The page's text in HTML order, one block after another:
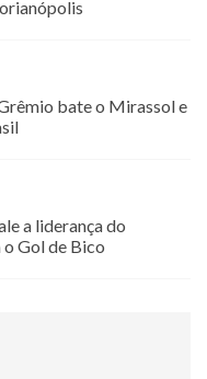
bate o Mirassol e
a liderança do
Gol de Bico